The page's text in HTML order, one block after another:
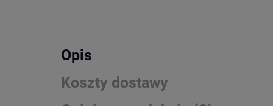
Opis
Koszty dostawy